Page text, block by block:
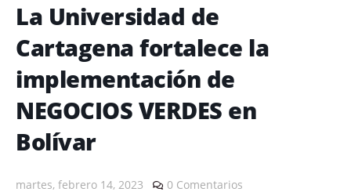
La Universidad de
Cartagena fortalece la
implementación de
NEGOCIOS VERDES en
Bolívar
martes, febrero 14, 2023 0 Comentarios